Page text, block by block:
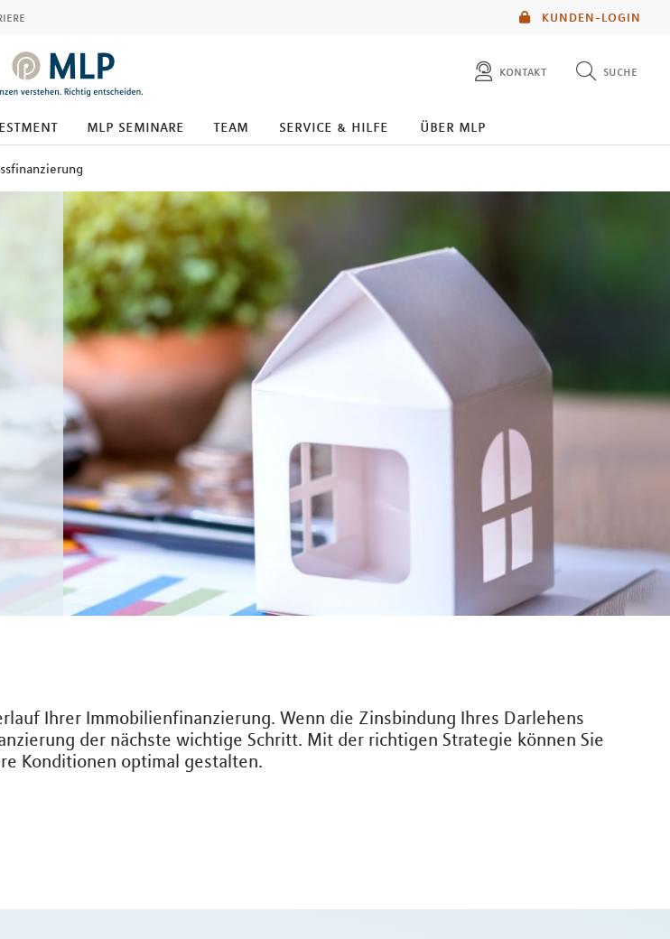
KUNDEN-LOGIN
kontakt suche
diese website durchsuchen
mlp seminare team service & hilfe über mlp
Ihrer Immobilienfinanzierung. Wenn die Zinsbindung Ihres Darlehens
der nächste wichtige Schritt. Mit der richtigen Strategie können Sie
Konditionen optimal gestalten.